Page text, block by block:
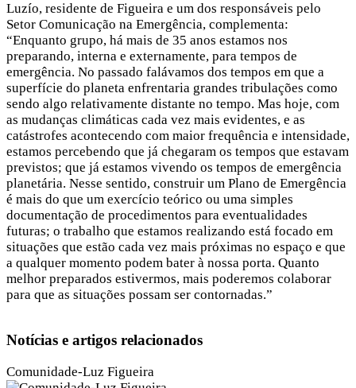
Luzío, residente de Figueira e um dos responsáveis pelo
Setor Comunicação na Emergência, complementa:
“Enquanto grupo, há mais de 35 anos estamos nos
preparando, interna e externamente, para tempos de
emergência. No passado falávamos dos tempos em que a
superfície do planeta enfrentaria grandes tribulações como
sendo algo relativamente distante no tempo. Mas hoje, com
as mudanças climáticas cada vez mais evidentes, e as
catástrofes acontecendo com maior frequência e intensidade,
estamos percebendo que já chegaram os tempos que estavam
previstos; que já estamos vivendo os tempos de emergência
planetária. Nesse sentido, construir um Plano de Emergência
é mais do que um exercício teórico ou uma simples
documentação de procedimentos para eventualidades
futuras; o trabalho que estamos realizando está focado em
situações que estão cada vez mais próximas no espaço e que
a qualquer momento podem bater à nossa porta. Quanto
melhor preparados estivermos, mais poderemos colaborar
para que as situações possam ser contornadas.”
Notícias e artigos relacionados
Comunidade-Luz Figueira